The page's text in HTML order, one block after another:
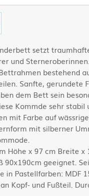
setzt
und Sterneroberinnen.
bestehend
Sanfte, gerundete
dem Bett sein
Kommde sehr stabil
mit Farbe auf
mit silberner
Höhe x 97 cm Breite x
90x190cm geeignet.
in Pastellfarben: MDF
Kopf- und Fußteil.